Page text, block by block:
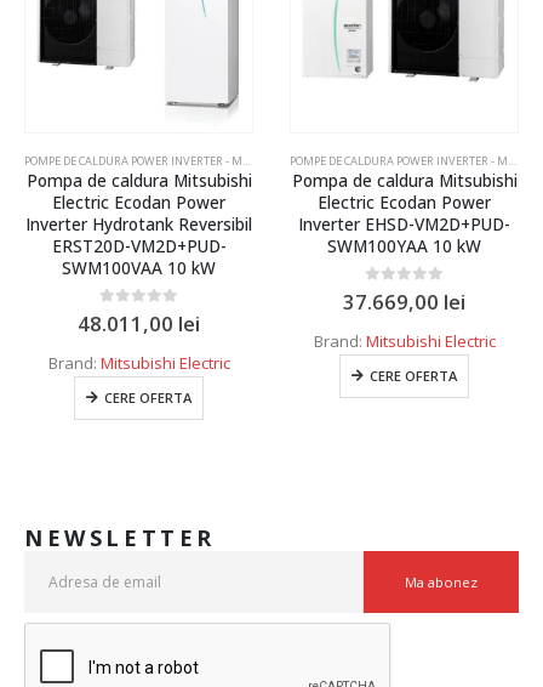
POMPE DE CALDURA POWER INVERTER - MODELUL COMPACT
Pompa de caldura Mitsubishi
Electric Ecodan Power
Inverter Hydrotank Reversibil
ERST20D-VM2D+PUD-
SWM100VAA 10 kW
0 out of 5
48.011,00 lei
Brand: Mitsubishi Electric
CERE OFERTA
POMPE DE CALDURA POWER INVERTER - MODELUL COMPACT
Pompa de caldura Mitsubishi
Electric Ecodan Power
Inverter EHSD-VM2D+PUD-
SWM100YAA 10 kW
0 out of 5
37.669,00 lei
Brand: Mitsubishi Electric
CERE OFERTA
NEWSLETTER